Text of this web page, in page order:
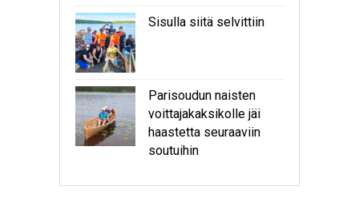
Sisulla siitä selvittiin
Parisoudun naisten
voittajakaksikolle jäi
haastetta seuraaviin
soutuihin